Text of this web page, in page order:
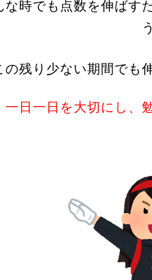
な時でも点数を伸ばす
の残り少ない期間でも
一日一日を大切にし、